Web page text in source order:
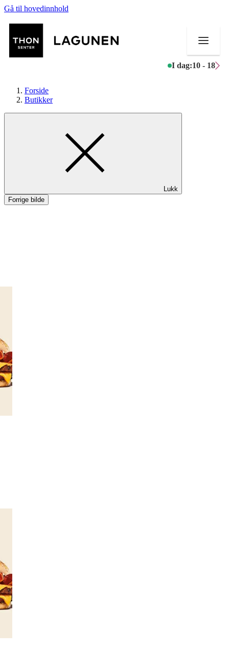
Gå til hovedinnhold
I dag:10 - 18
Mat og drikke
Aktiviteter
Forside
Butikker
Lukk
Forrige bilde